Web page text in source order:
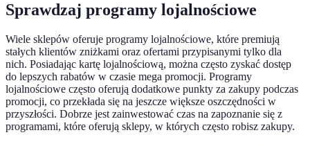
Sprawdzaj programy lojalnościowe
Wiele sklepów oferuje programy lojalnościowe, które premiują
stałych klientów zniżkami oraz ofertami przypisanymi tylko dla
nich. Posiadając kartę lojalnościową, można często zyskać dostęp
do lepszych rabatów w czasie mega promocji. Programy
lojalnościowe często oferują dodatkowe punkty za zakupy podczas
promocji, co przekłada się na jeszcze większe oszczędności w
przyszłości. Dobrze jest zainwestować czas na zapoznanie się z
programami, które oferują sklepy, w których często robisz zakupy.